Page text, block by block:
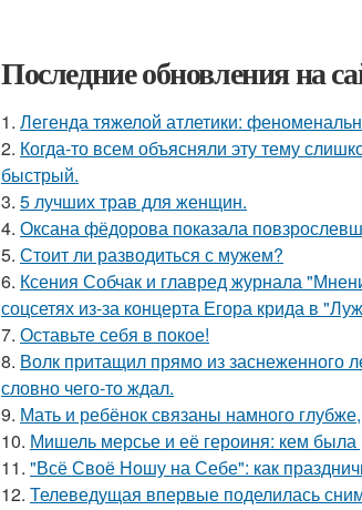
Последние обновления на
1. Легенда тяжелой атлетики:
2. Когда-то всем объясняли эту тему
быстрый.
3. 5 лучших трав для женщин.
4. Оксана фёдорова показала
5. Стоит ли разводиться с мужем?
6. Ксения Собчак и главред журнала
соцсетях из-за концерта Егора крида в
7. Оставьте себя в покое!
8. Волк притащил прямо из заснеженного
словно чего-то ждал.
9. Мать и ребёнок связаны намного
10. Мишель мерсье и её героиня: кем была
11. "Всё Своё Ношу на Себе": как
12. Телеведущая впервые поделилась